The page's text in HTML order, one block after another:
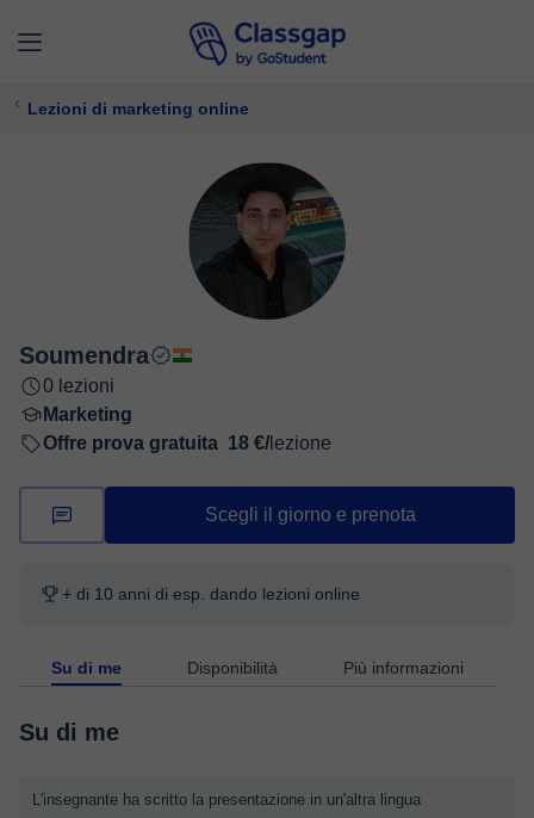
Lezioni di marketing online
Soumendra
0 lezioni
Marketing
Offre prova gratuita 18 €/ lezione
Scegli il giorno e prenota
+ di 10 anni di esp. dando lezioni online
Su di me Disponibilità Più informazioni
Su di me
L'insegnante ha scritto la presentazione in un'altra lingua